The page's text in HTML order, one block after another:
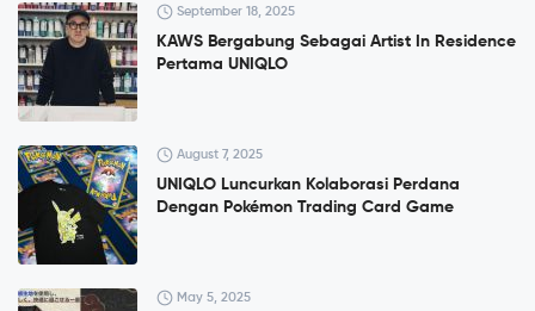
September 18, 2025
KAWS Bergabung Sebagai Artist In Residence
Pertama UNIQLO
August 7, 2025
UNIQLO Luncurkan Kolaborasi Perdana
Dengan Pokémon Trading Card Game
May 5, 2025